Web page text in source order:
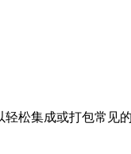
松集成或打包常见